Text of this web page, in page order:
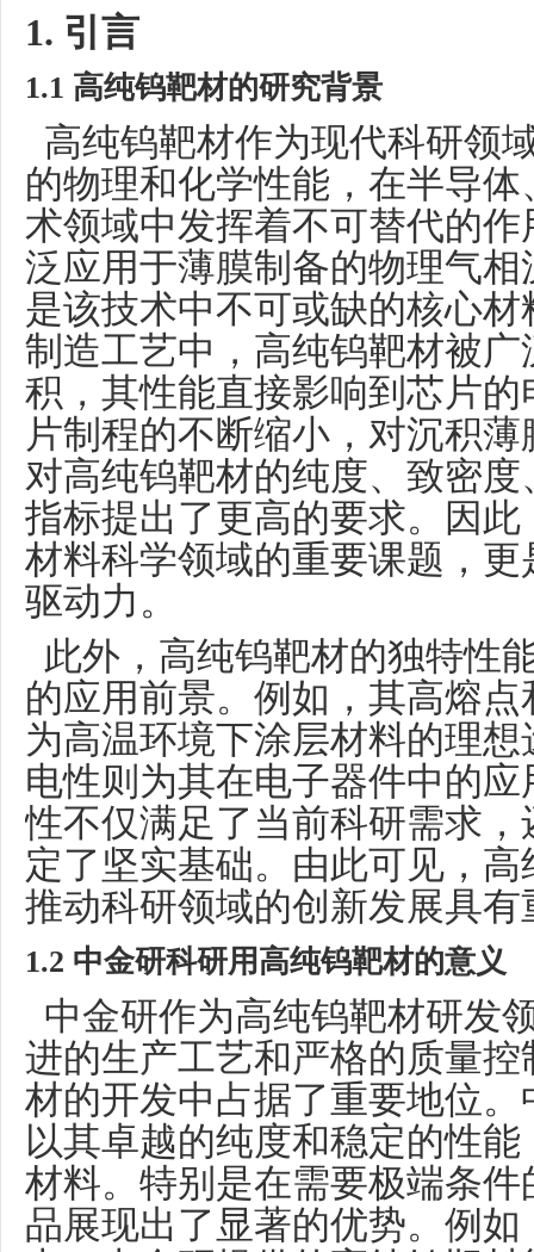
1. 引言
1.1 高纯钨靶材的研究背景
高纯钨靶材作为现代科研领
的物理和化学性能，在半导
术领域中发挥着不可替代的
泛应用于薄膜制备的物理气
是该技术中不可或缺的核心
制造工艺中，高纯钨靶材被
积，其性能直接影响到芯片
片制程的不断缩小，对沉积
对高纯钨靶材的纯度、致密
指标提出了更高的要求。因
材料科学领域的重要课题，
驱动力。
此外，高纯钨靶材的独特性
的应用前景。例如，其高熔
为高温环境下涂层材料的理
电性则为其在电子器件中的
性不仅满足了当前科研需求
定了坚实基础。由此可见，
推动科研领域的创新发展具有
1.2 中金研科研用高纯钨靶材的意义
中金研作为高纯钨靶材研发
进的生产工艺和严格的质量
材的开发中占据了重要地位
以其卓越的纯度和稳定的性
材料。特别是在需要极端条
品展现出了显著的优势。例